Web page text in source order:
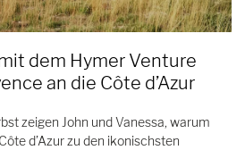
dem Hymer Venture
an die Côte d’Azur
zeigen John und Vanessa, warum
d’Azur zu den ikonischsten